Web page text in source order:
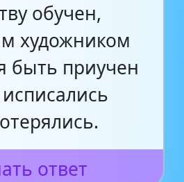
обучен,
художником
быть приучен
ответ